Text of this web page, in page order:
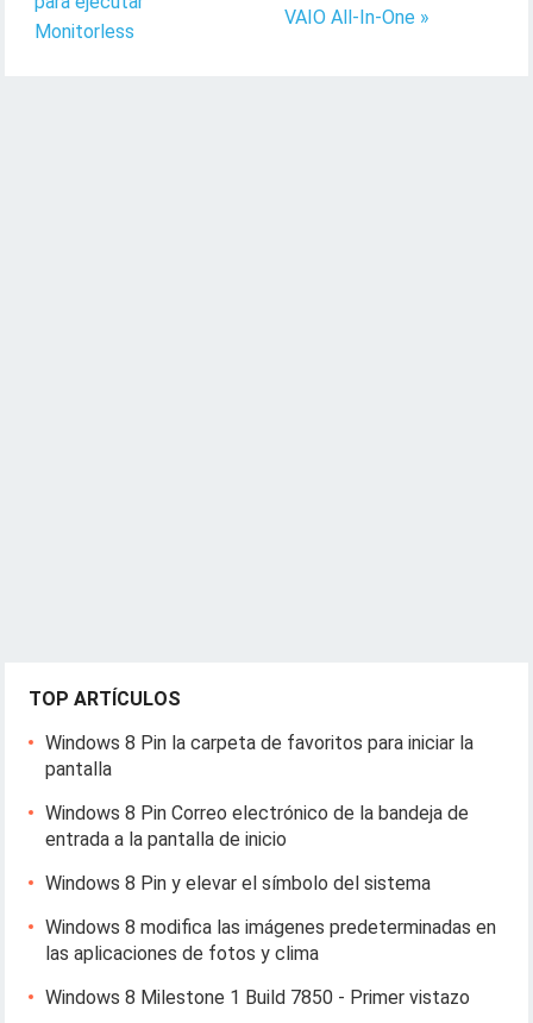
Monitorless
VAIO All-In-One »
TOP ARTÍCULOS
Windows 8 Pin la carpeta de favoritos para iniciar la
pantalla
Windows 8 Pin Correo electrónico de la bandeja de
entrada a la pantalla de inicio
Windows 8 Pin y elevar el símbolo del sistema
Windows 8 modifica las imágenes predeterminadas en
las aplicaciones de fotos y clima
Windows 8 Milestone 1 Build 7850 - Primer vistazo